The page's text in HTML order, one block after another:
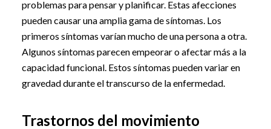
problemas para pensar y planificar. Estas afecciones
pueden causar una amplia gama de síntomas. Los
primeros síntomas varían mucho de una persona a otra.
Algunos síntomas parecen empeorar o afectar más a la
capacidad funcional. Estos síntomas pueden variar en
gravedad durante el transcurso de la enfermedad.
Trastornos del movimiento